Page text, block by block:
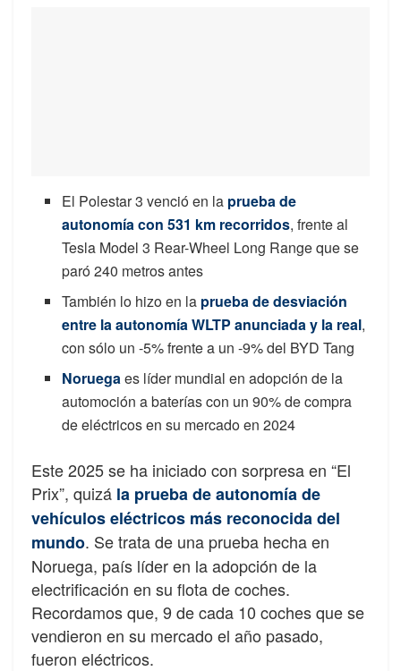
El Polestar 3 venció en la prueba de
autonomía con 531 km recorridos, frente al
Tesla Model 3 Rear-Wheel Long Range que se
paró 240 metros antes
También lo hizo en la prueba de desviación
entre la autonomía WLTP anunciada y la real,
con sólo un -5% frente a un -9% del BYD Tang
Noruegaes líder mundial en adopción de la
automoción a baterías con un 90% de compra
de eléctricos en su mercado en 2024
Este 2025 se ha iniciado con sorpresa en “El
Prix”, quizá la prueba de autonomía de
vehículos eléctricos más reconocida del
mundo. Se trata de una prueba hecha en
Noruega, país líder en la adopción de la
electrificación en su flota de coches.
Recordamos que, 9 de cada 10 coches que se
vendieron en su mercado el año pasado,
fueron eléctricos.